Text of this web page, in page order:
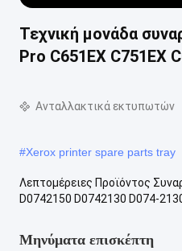
Τεχνική μονάδα
Pro C651EX C751EX
Ανταλλακτικά εκτυπωτών
#Xerox printer spare parts tray
Λεπτομέρειες Προϊόντος
D0742150 D0742130 D074-
Μηνύματα επισκέπτη